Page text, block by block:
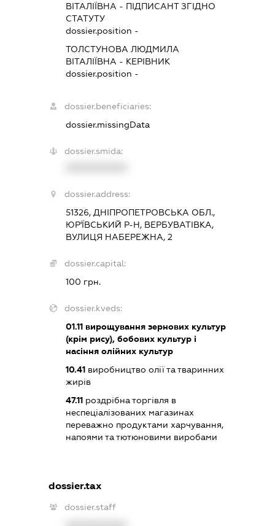
ВІТАЛІЇВНА - ПІДПИСАНТЗГІДНО
СТАТУТУ
dossier.position -
ТОЛСТУНОВА ЛЮДМИЛА
ВІТАЛІЇВНА - КЕРІВНИК
dossier.position -
dossier.beneficiaries:
dossier.missingData
dossier.smida:
dossier.address:
51326, ДНІПРОПЕТРОВСЬКА ОБЛ.,
ЮР'ЇВСЬКИЙ Р-Н, ВЕРБУВАТІВКА,
ВУЛИЦЯ НАБЕРЕЖНА, 2
dossier.capital:
100 грн.
dossier.kveds:
01.11 вирощування зернових культур
(крім рису), бобових культур і
насіння олійних культур
10.41 виробництво олії та тваринних
жирів
47.11 роздрібна торгівля в
неспеціалізованих магазинах
переважно продуктами харчування,
напоями та тютюновими виробами
dossier.tax
dossier.staff